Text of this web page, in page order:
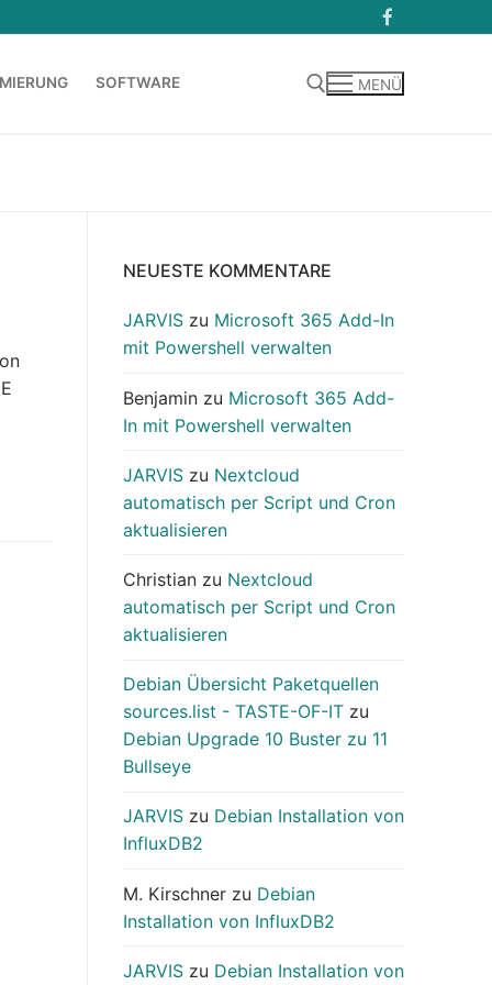
SOFTWARE MENÜ
NEUESTE KOMMENTARE
JARVIS zu Microsoft 365 Add-In
mit Powershell verwalten
Benjamin zu Microsoft 365 Add-
In mit Powershell verwalten
JARVIS zu Nextcloud
automatisch per Script und Cron
aktualisieren
Christian zu Nextcloud
automatisch per Script und Cron
aktualisieren
Debian Übersicht Paketquellen
sources.list - TASTE-OF-IT zu
Debian Upgrade 10 Buster zu 11
Bullseye
JARVIS zu Debian Installation von
InfluxDB2
M. Kirschner zu Debian
Installation von InfluxDB2
JARVIS zu Debian Installation von